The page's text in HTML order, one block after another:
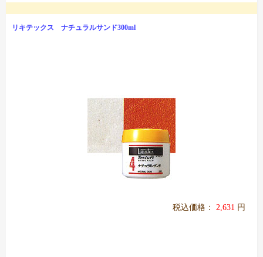
リキテックス ナチュラルサンド300ml
税込価格： 2,631 円